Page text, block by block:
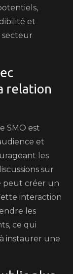
et
secteur
relation
SMO est
et
les
sur
peut créer un
interaction
les
ce qui
instaurer une